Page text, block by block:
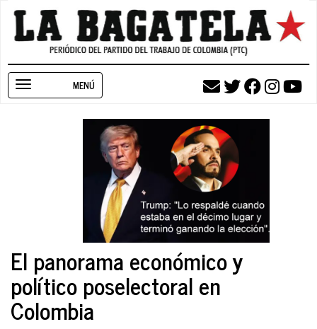
Pasar
contenido
navigation
El panorama económico y
político poselectoral en
Colombia